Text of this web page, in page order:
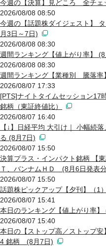
今週の【決算】見どころ 全チ
2026/08/08 08:50
今週の【話題株ダイジェスト】
月3日～7日)
2026/08/08 08:30
週間ランキング【値上がり率】
2026/08/08 08:30
週間ランキング【業種別 騰落率
2026/08/07 17:33
[PTS]ナイトタイムセッション
銘柄（東証終値比）
2026/08/07 16:40
【↓】日経平均 大引け｜ 小幅続
る (8月7日)
2026/08/07 15:50
決算プラス・インパクト銘柄 【
Ｔ、バンナムＨＤ (8月6日発表
2026/08/07 15:50
話題株ピックアップ【夕刊】（1
2026/08/07 15:41
本日のランキング【値上がり率】
2026/08/07 15:40
本日の【ストップ高／ストッ
4 銘柄 (8月7日)